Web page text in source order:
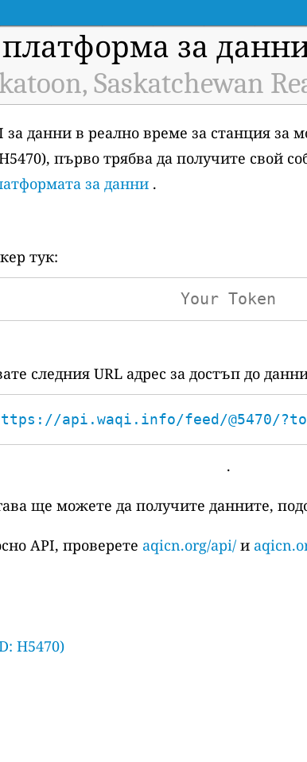
за
Saskatchewan
за данни в реално време за станция за
първо трябва да получите свой
за данни .
тук:
следния URL адрес за достъп до
api.waqi.info/feed/@5470/
.
ще можете да получите данните,
API, проверете aqicn.org/api/ и
H5470)